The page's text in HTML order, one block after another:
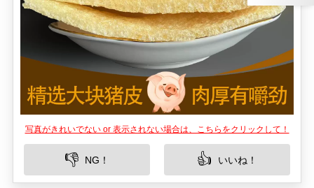
写真がきれいでない or 表示されない場合は、こちらをクリックして！
👎 NG！ 👍 いいね！